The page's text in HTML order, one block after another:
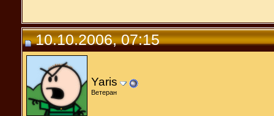
10.10.2006, 07:15
Yaris
Ветеран